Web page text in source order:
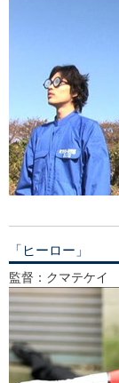
「ヒーロー」
監督：クマテケイ